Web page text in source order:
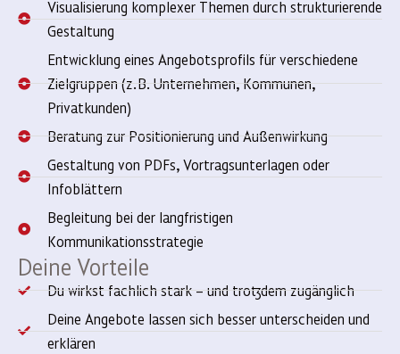
Visualisierung komplexer Themen durch strukturierende
Gestaltung
Entwicklung eines Angebotsprofils für verschiedene
Zielgruppen (z. B. Unternehmen, Kommunen,
Privatkunden)
Beratung zur Positionierung und Außenwirkung
Gestaltung von PDFs, Vortragsunterlagen oder
Infoblättern
Begleitung bei der langfristigen
Kommunikationsstrategie
Deine Vorteile
Du wirkst fachlich stark – und trotzdem zugänglich
Deine Angebote lassen sich besser unterscheiden und
erklären